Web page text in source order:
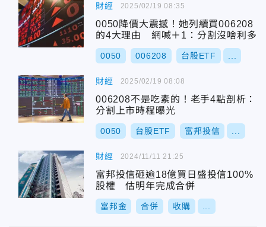
財經
0050降價大震撼！她列續買006208
的4大理由 網喊＋1：分割沒啥利多
0050 006208 台股ETF
2025/02/19 08:35
財經
006208不是吃素的！老手4點剖析：
分割上市時程曝光
0050 台股ETF 富邦投信
2025/02/19 08:08
財經
富邦投信砸逾18億買日盛投信100%
股權 估明年完成合併
富邦金 合併 收購
2024/11/11 21:25